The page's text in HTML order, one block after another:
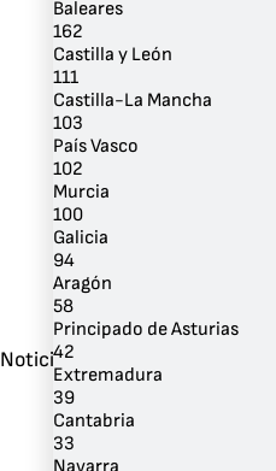
Noticias
Baleares
162
Castilla y León
111
Castilla-La Mancha
103
País Vasco
102
Murcia
100
Galicia
94
Aragón
58
Principado de Asturias
42
Extremadura
39
Cantabria
33